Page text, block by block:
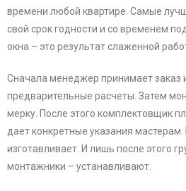
времени любой квартире. Самые
свой срок годности и со временем
окна – это результат слаженной
Сначала менеджер принимает заказ
предварительные расчеты. Затем
мерку. После этого комплектовщик
дает конкретные указания мастерам.
изготавливает. И лишь после этого
монтажники – устанавливают.